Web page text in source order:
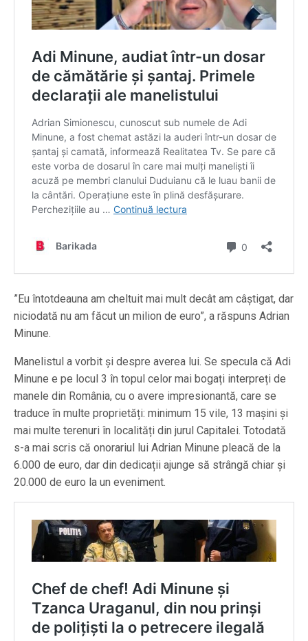
”Eu întotdeauna am cheltuit mai mult decât am câștigat, dar
niciodată nu am făcut un milion de euro”, a răspuns Adrian
Minune.
Manelistul a vorbit și despre averea lui. Se specula că Adi
Minune e pe locul 3 în topul celor mai bogați interpreți de
manele din România, cu o avere impresionantă, care se
traduce în multe proprietăți: minimum 15 vile, 13 mașini și
mai multe terenuri în localități din jurul Capitalei. Totodată
s-a mai scris că onorariul lui Adrian Minune pleacă de la
6.000 de euro, dar din dedicații ajunge să strângă chiar și
20.000 de euro la un eveniment.